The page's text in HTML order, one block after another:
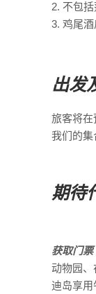
不包
鸡尾
出发
旅客将在
我们的集
期待
获取门票
动物园、
迪岛享用